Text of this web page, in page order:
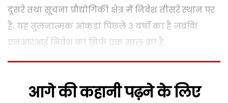
दूसरे तथा सूचना प्रौद्योगिकी क्षेत्र में निवेश तीसरे स्थान पर
है. यह तुलनात्मक आंकड़ा पिछले 3 वर्षों का है जबकि
एनआरआई निवेश का सिर्फ एक साल का है.
आगे की कहानी पढ़ने के लिए